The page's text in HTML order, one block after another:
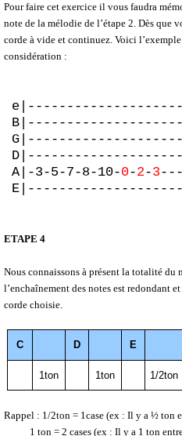
Pour faire cet exercice il vous faudra
note de la mélodie de l’étape 2. Dès que
corde à vide et continuez. Voici
considération :
A|-3-5-7-8-10-0-2-3
ETAPE 4
Nous connaissons à présent la totalité du
l’enchaînement des notes est redondant
corde choisie.
C D E
1ton 1ton 1/2ton
Rappel : 1/2ton = 1case (ex : Il y a ½ ton
1 ton = 2 cases (ex : Il y a 1 ton entre